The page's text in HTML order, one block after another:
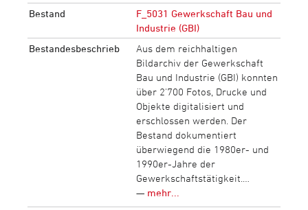
Bestand
F_5031 Gewerkschaft Bau und
Industrie (GBI)
Bestandesbeschrieb
Aus dem reichhaltigen
Bildarchiv der Gewerkschaft
Bau und Industrie (GBI) konnten
über 2'700 Fotos, Drucke und
Objekte digitalisiert und
erschlossen werden. Der
Bestand dokumentiert
überwiegend die 1980er- und
1990er-Jahre der
Gewerkschaftstätigkeit.…
— mehr...